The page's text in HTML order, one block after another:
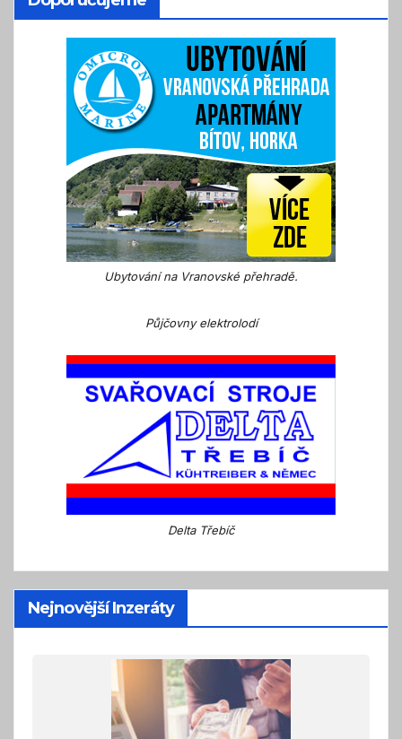
Ubytování na Vranovské přehradě.
Půjčovny elektrolodí
Delta Třebíč
Nejnovější Inzeráty